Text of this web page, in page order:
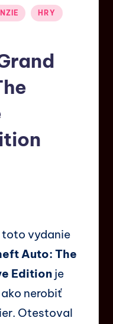
HRY
toto vydanie
Auto: The
Edition je
nerobiť
Otestoval